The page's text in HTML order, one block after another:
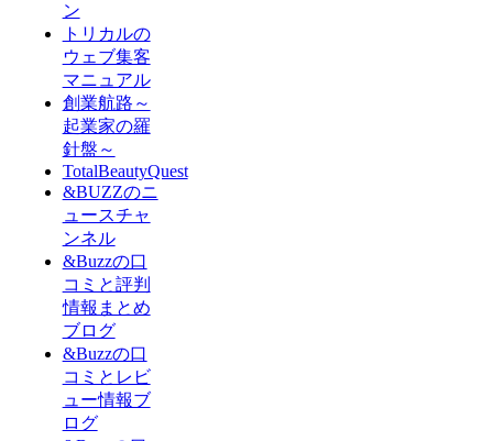
ン
トリカルの
ウェブ集客
マニュアル
創業航路～
起業家の羅
針盤～
TotalBeautyQuest
&BUZZのニ
ュースチャ
ンネル
&Buzzの口
コミと評判
情報まとめ
ブログ
&Buzzの口
コミとレビ
ュー情報ブ
ログ